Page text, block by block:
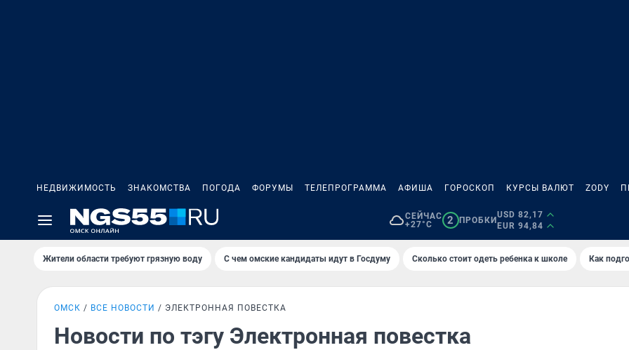
НЕДВИЖИМОСТЬ ЗНАКОМСТВА ПОГОДА ФОРУМЫ ТЕЛЕПРОГРАММА АФИША ГОРОСКОП КУРСЫ ВАЛЮТ ZODY
СЕЙЧАС
+27°C
2 ПРОБКИ
USD 82,17
EUR 94,84
Жители области требуют грязную воду С чем омские кандидаты идут в Госдуму Сколько стоит одеть ребенка к школе Как
ОМСК ВСЕ НОВОСТИ ЭЛЕКТРОННАЯ ПОВЕСТКА
Новости по тэгу Электронная повестка